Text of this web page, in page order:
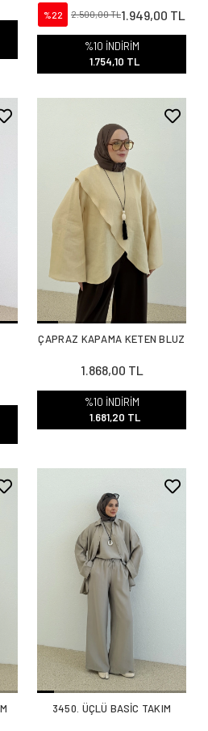
%22 2.500,00 TL1.949,00 TL
%10 İNDİRİM
1.754,10 TL
ÇAPRAZ KAPAMA KETEN BLUZ
1.868,00 TL
%10 İNDİRİM
1.681,20 TL
3450. ÜÇLÜ BASİC TAKIM